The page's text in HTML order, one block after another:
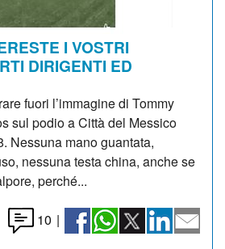
I VOSTRI
DIRIGENTI ED
fuori l’immagine di Tommy
sul podio a Città del Messico
Nessuna mano guantata,
nessuna testa china, anche se
perché...
10 |